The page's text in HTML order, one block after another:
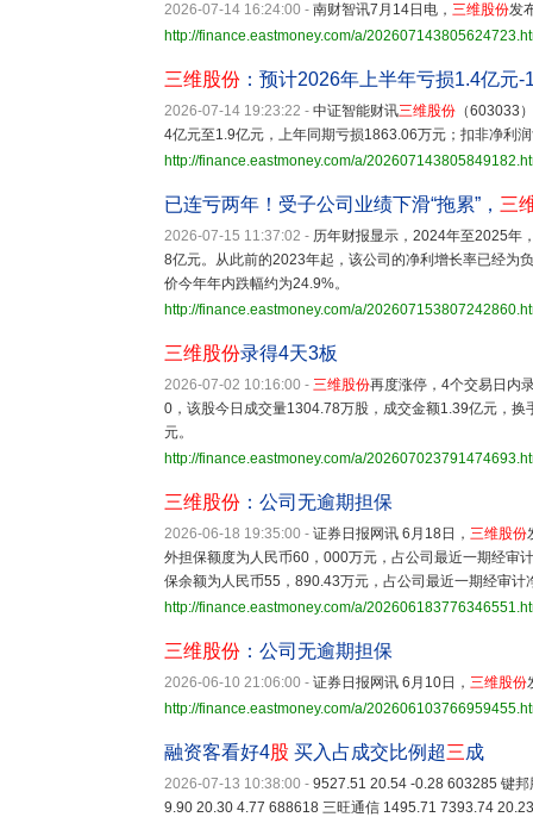
2026-07-14 16:24:00 - 南财智讯7月14日电， 三维股份发
http://finance.eastmoney.com/a/
三维股份 ：预计2026年上半年亏损1.4亿元-
2026-07-14 19:23:22 - 中证智能财讯三维股份 （603033
4亿元至1.9亿元，上年同期亏损1863.06万元；扣非净利
http://finance.eastmoney.com/a/
已连亏两年！受子公司业绩下滑“拖累”， 三
2026-07-15 11:37:02 - 历年财报显示，2024年至2025年
8亿元。从此前的2023年起，该公司的净利增长率已经
价今年年内跌幅约为24.9%。
http://finance.eastmoney.com/a/
三维股份录得4天3板
2026-07-02 10:16:00 - 三维股份再度涨停，4个交易日内
0，该股今日成交量1304.78万股，成交金额1.39亿元，
元。
http://finance.eastmoney.com/a/
三维股份 ：公司无逾期担保
2026-06-18 19:35:00 - 证券日报网讯 6月18日， 三维股份
外担保额度为人民币60，000万元，占公司最近一期经审
保余额为人民币55，890.43万元，占公司最近一期经审计
http://finance.eastmoney.com/a/
三维股份 ：公司无逾期担保
2026-06-10 21:06:00 - 证券日报网讯 6月10日， 三维股份
http://finance.eastmoney.com/a/
融资客看好4股 买入占成交比例超三成
2026-07-13 10:38:00 - 9527.51 20.54 -0.28 603285 键
9.90 20.30 4.77 688618 三旺通信 1495.71 7393.74